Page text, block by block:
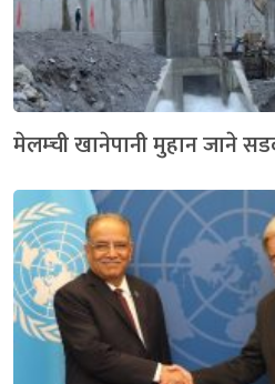
मेलम्ची खानेपानी मुहान जाने